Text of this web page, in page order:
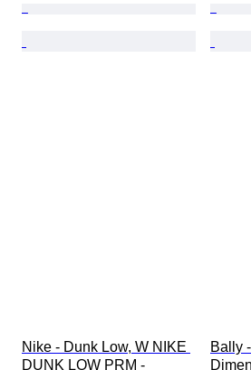
Nike - Dunk Low, W NIKE
DUNK LOW PRM -
Bally